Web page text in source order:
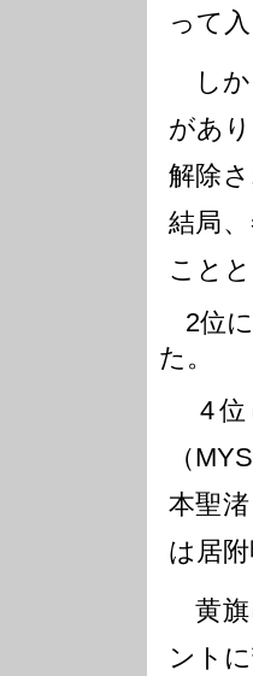
って入
しか
があ
解除
結局
ことと
2位に
た。
4位
（
本聖
は居
黄旗
ント